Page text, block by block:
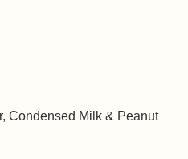
Condensed Milk & Peanut